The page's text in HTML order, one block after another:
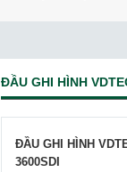
ĐẦU GHI HÌNH
ĐẦU GHI HÌNH
3600SDI